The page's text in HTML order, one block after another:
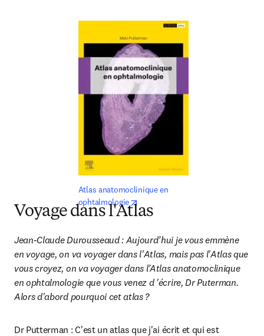
Atlas anatomoclinique en
ophtalmologie
Voyage dans l'Atlas
Jean-Claude Durousseaud : Aujourd’hui je vous emmène
en voyage, on va voyager dans l'Atlas, mais pas l'Atlas que
vous croyez, on va voyager dans l’Atlas anatomoclinique
en ophtalmologie que vous venez d 'écrire, Dr Puterman.
Alors d'abord pourquoi cet atlas ?
Dr Putterman : C'est un atlas que j'ai écrit et qui est